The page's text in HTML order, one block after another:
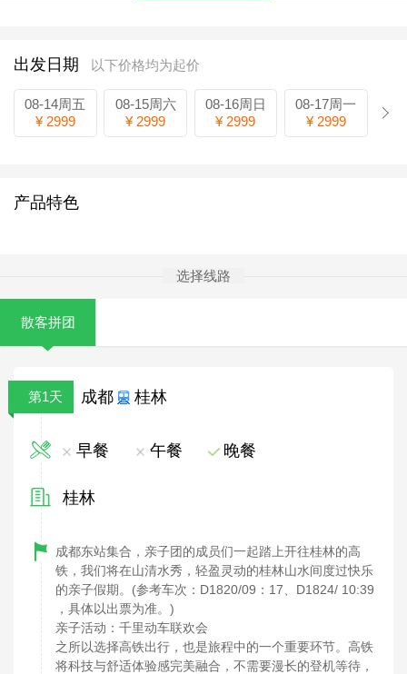
出发日期 以下价格均为起价
08-14周五
¥ 2999
08-15周六
¥ 2999
08-16周日
¥ 2999
08-17周一
¥ 2999
产品特色
选择线路
散客拼团
第1天 成都 桂林
早餐 午餐 晚餐
桂林
成都东站集合，亲子团的成员们一起踏上开往桂林的高
铁，我们将在山清水秀，轻盈灵动的桂林山水间度过快乐
的亲子假期。(参考车次：D1820/09：17、D1824/ 10:39
，具体以出票为准。)
亲子活动：千里动车联欢会
之所以选择高铁出行，也是旅程中的一个重要环节。高铁
将科技与舒适体验感完美融合，不需要漫长的登机等待，